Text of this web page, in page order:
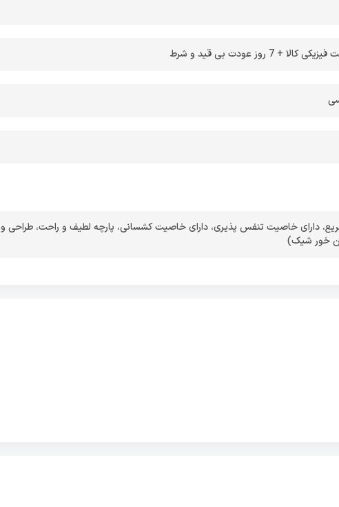
+ 7 روز عودت بی قید و شرط
،دارای خاصیت تنفس پذیری،دارای خاصیت کشسانی، پارچه لطیف و راحت،طراحی و
خور شیک)